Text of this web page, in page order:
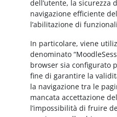
dell’utente, la sicurezza
navigazione efficiente
l’abilitazione di
In particolare, viene
denominato
browser sia configurato
fine di garantire la
la navigazione tra le
mancata accettazione
l’impossibilità di fruire